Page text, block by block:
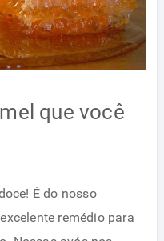
que você
É do nosso
remédio para